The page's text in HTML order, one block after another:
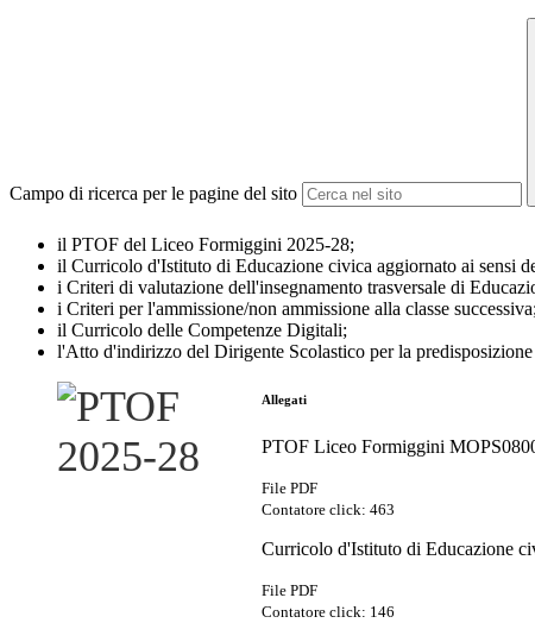
Campo di ricerca per le pagine del sito
il PTOF del Liceo Formiggini 2025-28;
il Curricolo d'Istituto di Educazione civica aggiornato ai sensi
i Criteri di valutazione dell'insegnamento trasversale di
i Criteri per l'ammissione/non ammissione alla classe successiva;
il Curricolo delle Competenze Digitali;
l'Atto d'indirizzo del Dirigente Scolastico per la
Allegati
PTOF Liceo Formiggini
File PDF
Contatore click: 463
Curricolo d'Istituto di Educazione
File PDF
Contatore click: 146